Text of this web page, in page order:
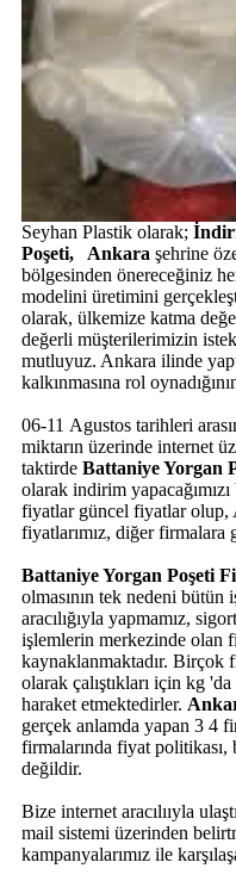
Seyhan Plastik olarak;
Poşeti, Ankara şehrine
bölgesinden önereceğiniz
modelini üretimini
olarak, ülkemize katma
değerli müşterilerimizin
mutluyuz. Ankara ilinde
kalkınmasına rol
06-11 Agustos tarihleri
miktarın üzerinde internet
taktirde Battaniye Yorgan
olarak indirim
fiyatlar güncel fiyatlar
fiyatlarımız, diğer firmalara
Battaniye Yorgan Poşeti
olmasının tek nedeni
aracılığıyla yapmamız,
işlemlerin merkezinde olan
kaynaklanmaktadır. Birçok
olarak çalıştıkları için kg
haraket etmektedirler.
gerçek anlamda yapan 3 4
firmalarında fiyat politikası,
değildir.
Bize internet aracılııyla
mail sistemi üzerinden
kampanyalarımız ile